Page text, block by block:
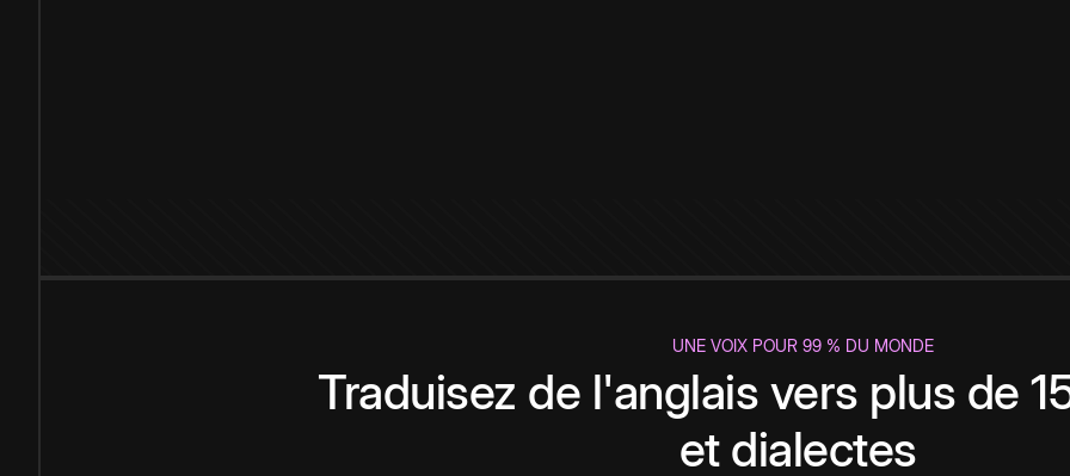
UNE VOIX POUR 99 % DU MONDE
Traduisez de l'anglais vers plus de
et dialectes